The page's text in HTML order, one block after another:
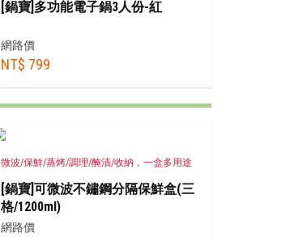
[鍋寶]多功能電子鍋3人份-紅
網路價
NT$ 799
微波/保鮮/蒸烤/調理/醃漬/收納，一盒多用途
[鍋寶]可微波不鏽鋼分隔保鮮盒(三
格/1200ml)
網路價